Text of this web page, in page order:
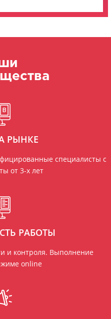
РЫНКЕ
специалисты с
от 3-х лет
РАБОТЫ
и контроля. Выполнение
online